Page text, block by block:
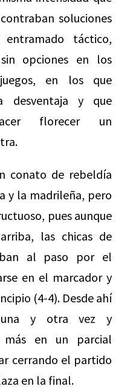
soluciones
táctico,
opciones en los
en los que
desventaja y que
florecer un
conato de rebeldía
y la madrileña, pero
pues aunque
las chicas de
al paso por el
en el marcador y
(4-4). Desde ahí
una y otra vez y
más en un parcial
cerrando el partido
en la final.